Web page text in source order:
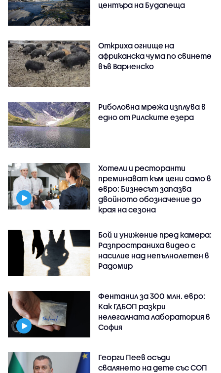
центъра на Будапеща
Откриха огнище на
африканска чума по свинете
във Варненско
Риболовна мрежа изплува в
едно от Рилските езера
Хотели и ресторанти
преминават към цени само в
евро: Бизнесът запазва
двойното обозначение до
края на сезона
Бой и унижение пред камера:
Разпространиха видео с
насилие над непълнолетен в
Радомир
Фентанил за 300 млн. евро:
Как ГДБОП разкри
нелегалната лаборатория в
София
Георги Пеев осъди
свалянето на дете със СОП